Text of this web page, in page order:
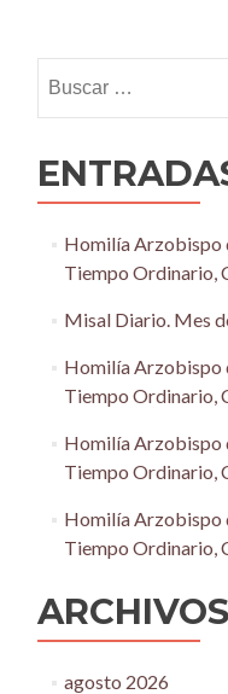
Homilía Arzobispo
Tiempo Ordinario,
Misal Diario. Mes
Homilía Arzobispo
Tiempo Ordinario,
Homilía Arzobispo
Tiempo Ordinario,
Homilía Arzobispo
Tiempo Ordinario,
ARCHIVOS
agosto 2026